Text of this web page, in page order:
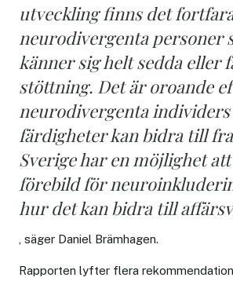
utveckling finns det
neurodivergenta personer
känner sig helt sedda eller
stöttning. Det är oroande
neurodivergenta
färdigheter kan bidra till
Sverige har en möjlighet
förebild för
hur det kan bidra till
, säger Daniel Brämhagen.
Rapporten lyfter flera